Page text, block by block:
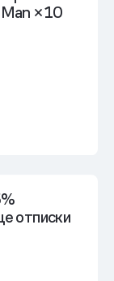
×10
отписки